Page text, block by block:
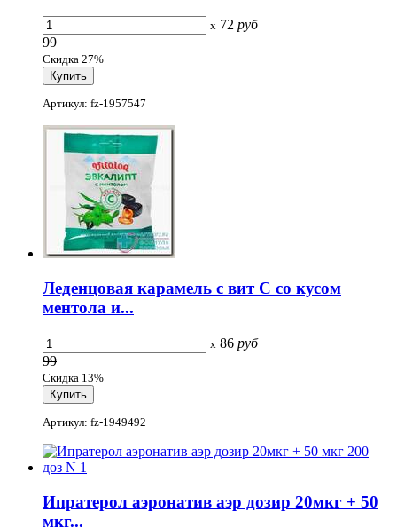
x 72 руб
99
Скидка 27%
Артикул: fz-1957547
Леденцовая карамель с вит С со кусом
ментола и...
x 86 руб
99
Скидка 13%
Артикул: fz-1949492
Ипратерол аэронатив аэр дозир 20мкг + 50
мкг...